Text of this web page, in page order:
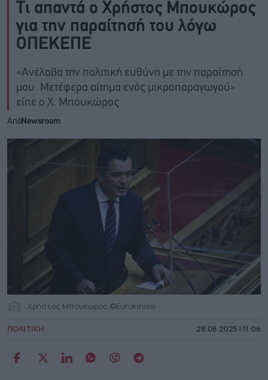
Τι απαντά ο Χρήστος Μπουκώρος
για την παραίτησή του λόγω
ΟΠΕΚΕΠΕ
«Ανέλαβα την πολιτική ευθύνη με την παραίτησή
μου. Μετέφερα αίτημα ενός μικροπαραγωγού»
είπε ο Χ. Μπουκώρος
ΑπόNewsroom
Χρήστος Μπουκώρος ©Eurokinissi
ΠΟΛΙΤΙΚΗ 28.06.2025 | 11:06